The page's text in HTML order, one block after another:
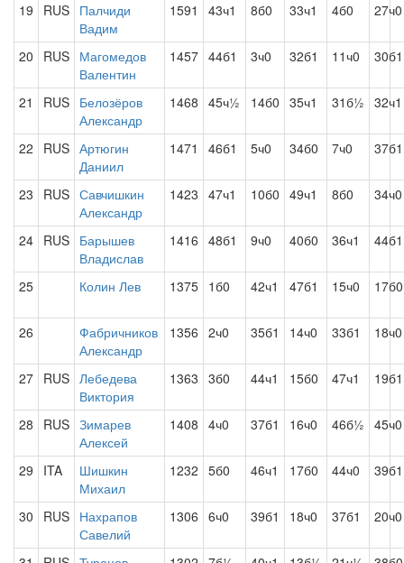
19 RUS Палчиди
Вадим
1591 43ч1 8б0 33ч1 4б0 27ч0
20 RUS Магомедов
Валентин
1457 44б1 3ч0 32б1 11ч0 30б1
21 RUS Белозёров
Александр
1468 45ч½ 14б0 35ч1 31б½ 32ч1
22 RUS Артюгин
Даниил
1471 46б1 5ч0 34б0 7ч0 37б1
23 RUS Савчишкин
Александр
1423 47ч1 10б0 49ч1 8б0 34ч0
24 RUS Барышев
Владислав
1416 48б1 9ч0 40б0 36ч1 44б1
25 Колин Лев 1375 1б0 42ч1 47б1 15ч0 17б0
26
Фабричников
Александр
1356 2ч0 35б1 14ч0 33б1 18ч0
27 RUS Лебедева
Виктория
1363 3б0 44ч1 15б0 47ч1 19б1
28 RUS Зимарев
Алексей
1408 4ч0 37б1 16ч0 46б½ 45ч0
29 ITA
Шишкин
Михаил
1232 5б0 46ч1 17б0 44ч0 39б1
30 RUS Нахрапов
Савелий
1306 6ч0 39б1 18ч0 37б1 20ч0